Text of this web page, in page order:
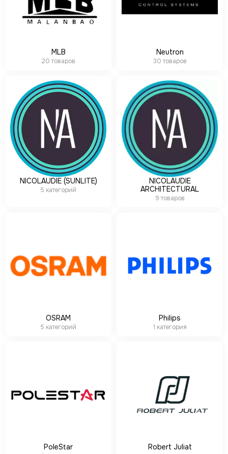
MLB
20 товаров
Neutron
30 товаров
NICOLAUDIE (SUNLITE)
5 категорий
NICOLAUDIE
ARCHITECTURAL
9 товаров
OSRAM
5 категорий
Philips
1 категория
PoleStar Robert Juliat